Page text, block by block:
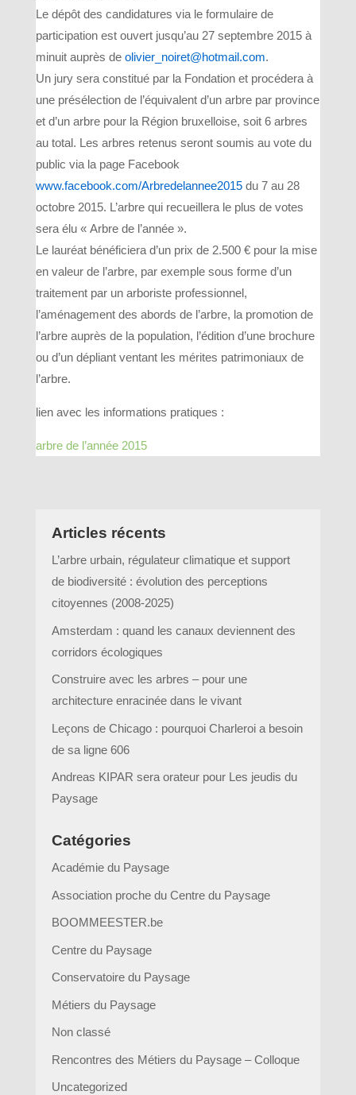
Le dépôt des candidatures via le formulaire de
participation est ouvert jusqu’au 27 septembre 2015 à
minuit auprès de olivier_noiret@hotmail.com.
Un jury sera constitué par la Fondation et procédera à
une présélection de l’équivalent d’un arbre par province
et d’un arbre pour la Région bruxelloise, soit 6 arbres
au total. Les arbres retenus seront soumis au vote du
public via la page Facebook
www.facebook.com/Arbredelannee2015du 7 au 28
octobre 2015. L’arbre qui recueillera le plus de votes
sera élu « Arbre de l’année ».
Le lauréat bénéficiera d’un prix de 2.500 € pour la mise
en valeur de l’arbre, par exemple sous forme d’un
traitement par un arboriste professionnel,
l’aménagement des abords de l’arbre, la promotion de
l’arbre auprès de la population, l’édition d’une brochure
ou d’un dépliant ventant les mérites patrimoniaux de
l’arbre.
lien avec les informations pratiques :
arbre de l’année 2015
Articles récents
L’arbre urbain, régulateur climatique et support
de biodiversité : évolution des perceptions
citoyennes (2008-2025)
Amsterdam : quand les canaux deviennent des
corridors écologiques
Construire avec les arbres – pour une
architecture enracinée dans le vivant
Leçons de Chicago : pourquoi Charleroi a besoin
de sa ligne 606
Andreas KIPAR sera orateur pour Les jeudis du
Paysage
Catégories
Académie du Paysage
Association proche du Centre du Paysage
BOOMMEESTER.be
Centre du Paysage
Conservatoire du Paysage
Métiers du Paysage
Non classé
Rencontres des Métiers du Paysage – Colloque
Uncategorized